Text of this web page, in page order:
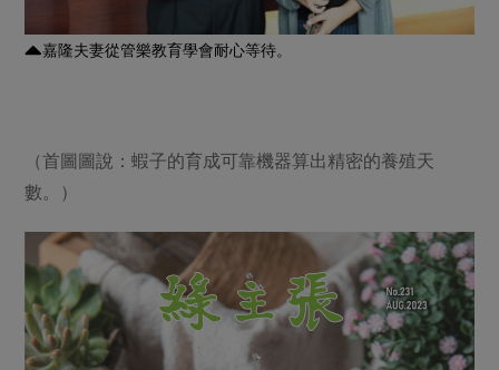
嘉隆夫妻從管樂教育學會耐心等待。
（首圖圖說：蝦子的育成可靠機器算出精密的養殖天
數。）